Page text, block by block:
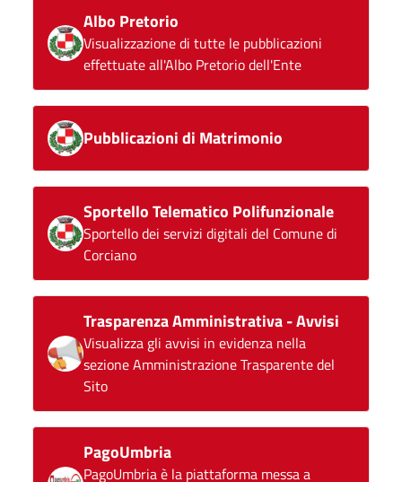
Albo Pretorio
Visualizzazione di tutte le pubblicazioni
effettuate all'Albo Pretorio dell'Ente
Pubblicazioni di Matrimonio
Sportello Telematico Polifunzionale
Sportello dei servizi digitali del Comune di
Corciano
Trasparenza Amministrativa - Avvisi
Visualizza gli avvisi in evidenza nella
sezione Amministrazione Trasparente del
Sito
PagoUmbria
PagoUmbria è la piattaforma messa a